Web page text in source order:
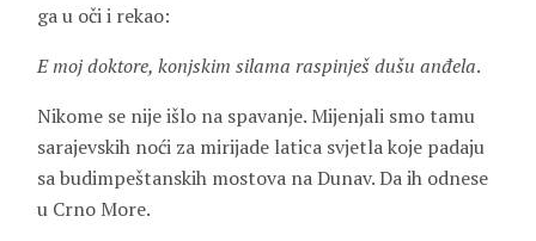
ga u oči i rekao:
E moj doktore, konjskim silama raspinješ dušu anđela.
Nikome se nije išlo na spavanje. Mijenjali smo tamu
sarajevskih noći za mirijade latica svjetla koje padaju
sa budimpeštanskih mostova na Dunav. Da ih odnese
u Crno More.